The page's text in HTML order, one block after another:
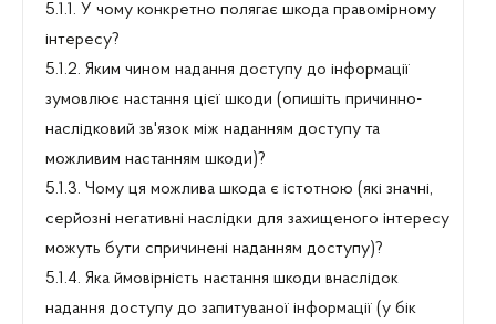
5.1.1. У чому конкретно полягає шкода правомірному
інтересу?
5.1.2. Яким чином надання доступу до інформації
зумовлює настання цієї шкоди (опишіть причинно-
наслідковий зв'язок між наданням доступу та
можливим настанням шкоди)?
5.1.3. Чому ця можлива шкода є істотною (які значні,
серйозні негативні наслідки для захищеного інтересу
можуть бути спричинені наданням доступу)?
5.1.4. Яка ймовірність настання шкоди внаслідок
надання доступу до запитуваної інформації (у бік